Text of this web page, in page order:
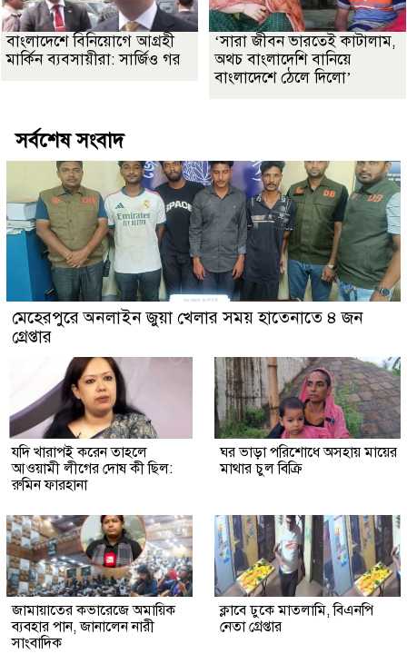
বাংলাদেশে বিনিয়োগে আগ্রহী
মার্কিন ব্যবসায়ীরা: সার্জিও গর
‘সারা জীবন ভারতেই কাটালাম,
অথচ বাংলাদেশি বানিয়ে
বাংলাদেশে ঠেলে দিলো’
সর্বশেষ সংবাদ
মেহেরপুরে অনলাইন জুয়া খেলার সময় হাতেনাতে ৪ জন
গ্রেপ্তার
যদি খারাপই করেন তাহলে
আওয়ামী লীগের দোষ কী ছিল:
রুমিন ফারহানা
ঘর ভাড়া পরিশোধে অসহায় মায়ের
মাথার চুল বিক্রি
জামায়াতের কভারেজে অমায়িক
ব্যবহার পান, জানালেন নারী
সাংবাদিক
ক্লাবে ঢুকে মাতলামি, বিএনপি
নেতা গ্রেপ্তার